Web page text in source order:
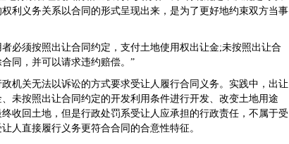
利义务关系以合同的形式呈现出来，是为了更好地约束双方当事
必须按照出让合同约定，支付土地使用权出让金;未按照出让合
同，并可以请求违约赔偿。”
机关无法以诉讼的方式要求受让人履行合同义务。实践中，出让
未按照出让合同约定的开发利用条件进行开发、改变土地用途
收回土地，但是行政处罚系受让人应承担的行政责任，不属于受
人直接履行义务更符合合同的合意性特征。